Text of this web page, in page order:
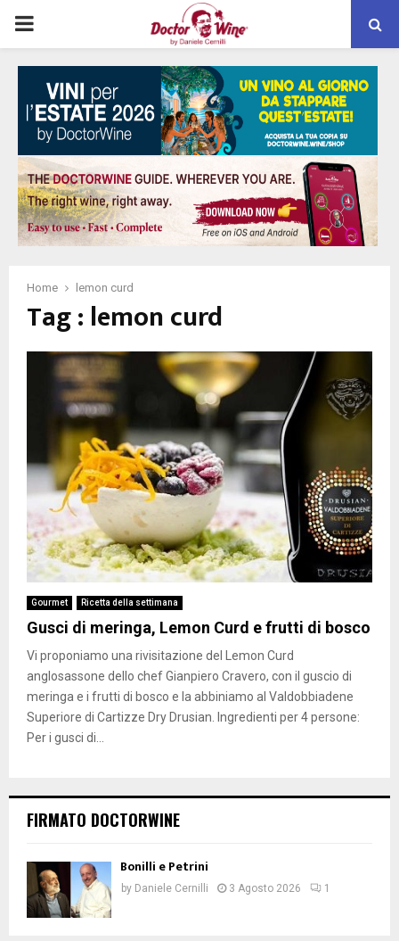
PRIMARY
MENU
Home lemon curd
Tag : lemon curd
Gourmet Ricetta della settimana
Gusci di meringa, Lemon Curd e frutti di bosco
Vi proponiamo una rivisitazione del Lemon Curd
anglosassone dello chef Gianpiero Cravero, con il guscio di
meringa e i frutti di bosco e la abbiniamo al Valdobbiadene
Superiore di Cartizze Dry Drusian. Ingredienti per 4 persone:
Per i gusci di...
FIRMATO DOCTORWINE
Bonilli e Petrini
by Daniele Cernilli 3 Agosto 2026 1